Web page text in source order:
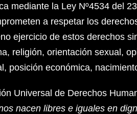
mediante la Ley Nº4534 del
a respetar los
ejercicio de estos derechos
religión, orientación sexual,
posición económica,
Universal de Derechos
nacen libres e iguales en